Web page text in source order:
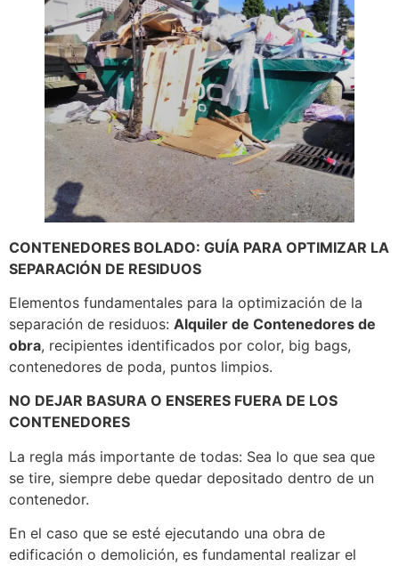
CONTENEDORES BOLADO: GUÍA PARA OPTIMIZAR LA
SEPARACIÓN DE RESIDUOS
Elementos fundamentales para la optimización de la
separación de residuos: Alquiler de Contenedores de
obra, recipientes identificados por color, big bags,
contenedores de poda, puntos limpios.
NO DEJAR BASURA O ENSERES FUERA DE LOS
CONTENEDORES
La regla más importante de todas: Sea lo que sea que
se tire, siempre debe quedar depositado dentro de un
contenedor.
En el caso que se esté ejecutando una obra de
edificación o demolición, es fundamental realizar el